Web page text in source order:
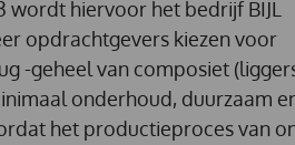
wordt hiervoor het bedrijf BIJL
opdrachtgevers kiezen voor
-geheel van composiet
onderhoud, duurzaam
het productieproces van